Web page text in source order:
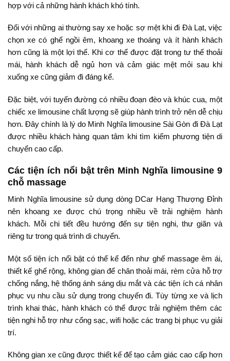
hợp với cả những hành khách khó tính.
Đối với những ai thường say xe hoặc sợ mệt khi đi Đà Lạt, việc
chọn xe có ghế ngồi êm, khoang xe thoáng và ít hành khách
hơn cũng là một lợi thế. Khi cơ thể được đặt trong tư thế thoải
mái, hành khách dễ ngủ hơn và cảm giác mệt mỏi sau khi
xuống xe cũng giảm đi đáng kể.
Đặc biệt, với tuyến đường có nhiều đoạn đèo và khúc cua, một
chiếc xe limousine chất lượng sẽ giúp hành trình trở nên dễ chịu
hơn. Đây chính là lý do Minh Nghĩa limousine Sài Gòn đi Đà Lạt
được nhiều khách hàng quan tâm khi tìm kiếm phương tiện di
chuyển cao cấp.
Các tiện ích nổi bật trên Minh Nghĩa limousine 9
chỗ massage
Minh Nghĩa limousine sử dụng dòng DCar Hạng Thượng Đỉnh
nên khoang xe được chú trọng nhiều về trải nghiệm hành
khách. Mỗi chi tiết đều hướng đến sự tiện nghi, thư giãn và
riêng tư trong quá trình di chuyển.
Một số tiện ích nổi bật có thể kể đến như ghế massage êm ái,
thiết kế ghế rộng, không gian để chân thoải mái, rèm cửa hỗ trợ
chống nắng, hệ thống ánh sáng dịu mắt và các tiện ích cá nhân
phục vụ nhu cầu sử dụng trong chuyến đi. Tùy từng xe và lịch
trình khai thác, hành khách có thể được trải nghiệm thêm các
tiện nghi hỗ trợ như cổng sạc, wifi hoặc các trang bị phục vụ giải
trí.
Không gian xe cũng được thiết kế để tạo cảm giác cao cấp hơn